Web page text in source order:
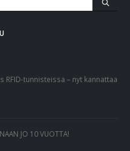
RFID-tunnisteissa – nyt kannattaa
JO 10 VUOTTA!